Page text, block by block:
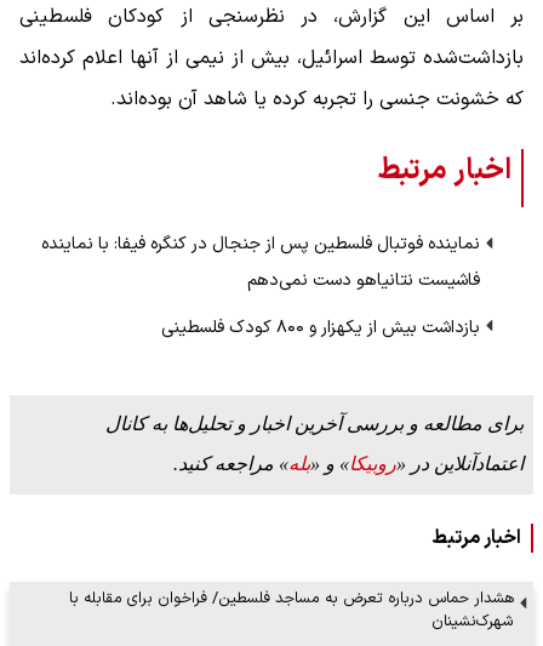
بر اساس این گزارش، در نظرسنجی از کودکان فلسطینی
بازداشت‌شده توسط اسرائیل، بیش از نیمی از آنها اعلام کرده‌اند
که خشونت جنسی را تجربه کرده یا شاهد آن بوده‌اند.
اخبار مرتبط
نماینده فوتبال فلسطین پس از جنجال در کنگره فیفا: با نماینده
فاشیست نتانیاهو دست نمی‌دهم
بازداشت بیش از یکهزار و ۸۰۰ کودک فلسطینی
برای مطالعه و بررسی آخرین اخبار و تحلیل‌ها به کانال
اعتمادآنلاین در «روبیکا» و «بله» مراجعه کنید.
اخبار مرتبط
هشدار حماس درباره تعرض به مساجد فلسطین/ فراخوان برای مقابله با
شهرک‌نشینان